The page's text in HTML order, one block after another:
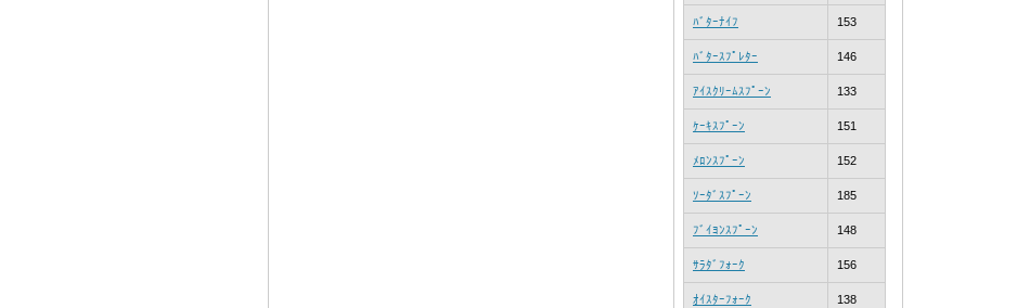
ﾊﾞﾀｰﾅｲﾌ 153
ﾊﾞﾀｰｽﾌﾟﾚﾀｰ 146
ｱｲｽｸﾘｰﾑｽﾌﾟｰﾝ 133
ｹｰｷｽﾌﾟｰﾝ 151
ﾒﾛﾝｽﾌﾟｰﾝ 152
ｿｰﾀﾞｽﾌﾟｰﾝ 185
ﾌﾞｲﾖﾝｽﾌﾟｰﾝ 148
ｻﾗﾀﾞﾌｫｰｸ 156
ｵｲｽﾀｰﾌｫｰｸ 138